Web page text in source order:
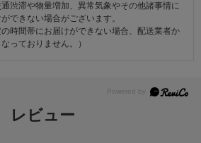
渋滞や物量増加、異常気象やその他諸事情に
できない場合がございます。
時間帯にお届けができない場合、配送業者か
っておりません。）
レビュー